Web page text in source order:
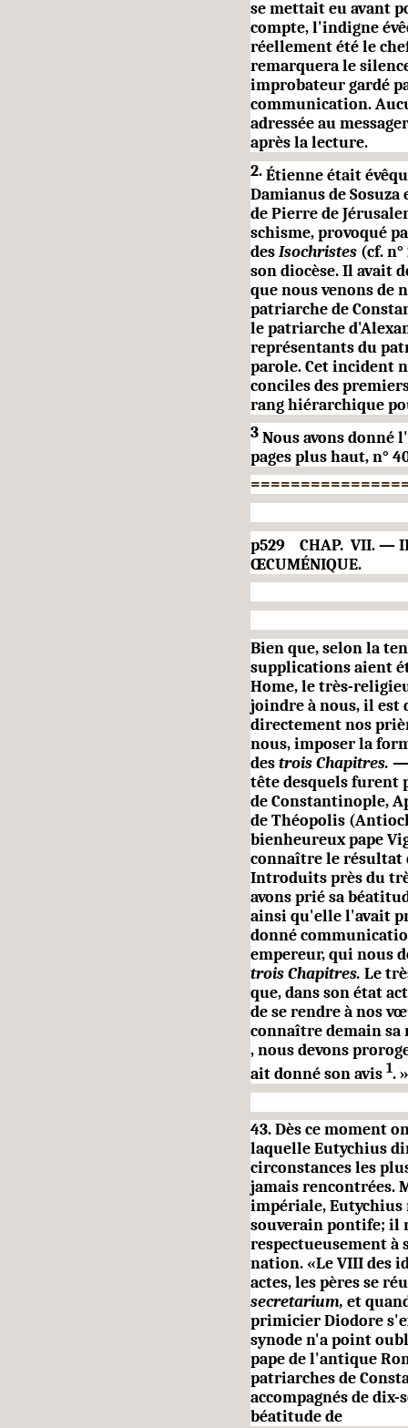
se mettait eu avant
compte, l'indigne
réellement été le
remarquera le
improbateur gardé
communication.
adressée au
après la lec­ture.
2.Étienne était
Damianus de
de Pierre de
schisme, provoqué
desIsochristes (cf.
son diocèse. Il avait
que nous venons de
patriarche de
le patriarche
représentants du
parole. Cet incident
conciles des
rang hiérarchique
3Nous avons donné
pages plus haut, n°
p529 CHAP. VII. —
ŒCUMÉNIQUE.
Bien que, selon la
supplications aient
Home, le très-
joindre à nous, il est
directement nos
nous, imposer la
destrois Chapitres. —
tête desquels furent
de Constantinople,
de Théopolis
bienheureux pape
connaître le résultat
Introduits près du
avons prié sa
ainsi qu'elle l'avait
donné
empereur, qui nous
trois Chapitres. Le
que, dans son état
de se rendre à nos
connaître demain sa
, nous devons
ait donné son avis 1. »
43. Dès ce moment
laquelle Eutychius
circonstances les
jamais rencontrées.
impériale, Eutychius
souverain pontife; il
respectueusement
nation. «Le VIII des
actes, les pères se
secretarium, et
primicier Diodore
synode n'a point
pape de l'antique
patriarches de
ac­compagnés de
béatitude de